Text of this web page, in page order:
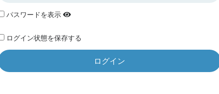
パスワードを表示
ログイン状態を保存する